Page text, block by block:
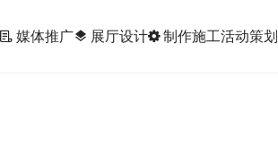
媒体推广layers 展厅设计 制作施工活动策划